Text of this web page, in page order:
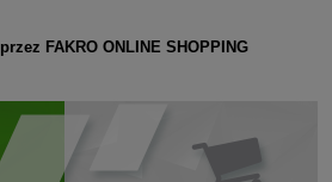
FAKRO ONLINE SHOPPING